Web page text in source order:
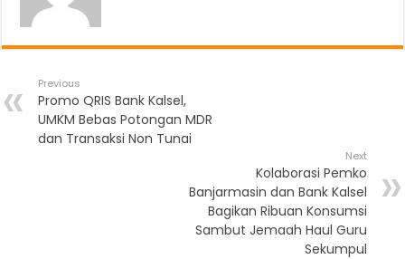
Previous
Promo QRIS Bank Kalsel,
UMKM Bebas Potongan MDR
dan Transaksi Non Tunai
Next
Kolaborasi Pemko
Banjarmasin dan Bank Kalsel
Bagikan Ribuan Konsumsi
Sambut Jemaah Haul Guru
Sekumpul